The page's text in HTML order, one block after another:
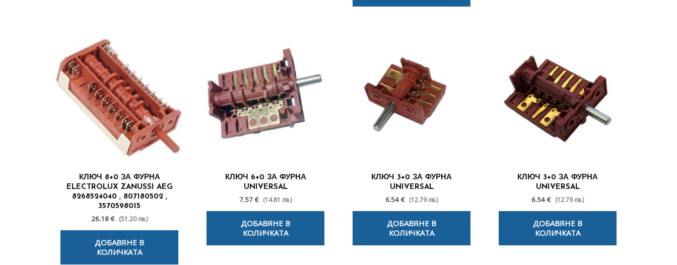
КЛЮЧ 8+0 ЗА ФУРНА
ELECTROLUX ZANUSSI AEG
8268524040 , 807180502 ,
3570598015
26.18 € (51.20 лв.)
ДОБАВЯНЕ В
КОЛИЧКАТА
КЛЮЧ 6+0 ЗА ФУРНА
UNIVERSAL
7.57 € (14.81 лв.)
ДОБАВЯНЕ В
КОЛИЧКАТА
КЛЮЧ 3+0 ЗА ФУРНА
UNIVERSAL
6.54 € (12.79 лв.)
ДОБАВЯНЕ В
КОЛИЧКАТА
КЛЮЧ 3+0 ЗА ФУРНА
UNIVERSAL
6.54 € (12.79 лв.)
ДОБАВЯНЕ В
КОЛИЧКАТА